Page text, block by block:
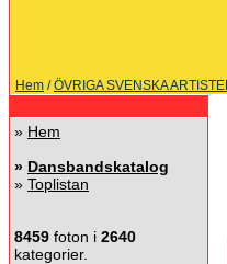
Hem /ÖVRIGA SVENSKA
» Hem
» Dansbandskatalog
» Toplistan
8459 foton i 2640
kategorier.